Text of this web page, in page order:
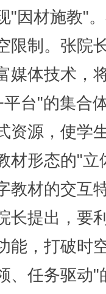
"因材施教"
限制。张院
媒体技术，
平台"的集合
资源，使学
材形态的"立
教材的交互
长提出，要
能，打破时
、任务驱动"